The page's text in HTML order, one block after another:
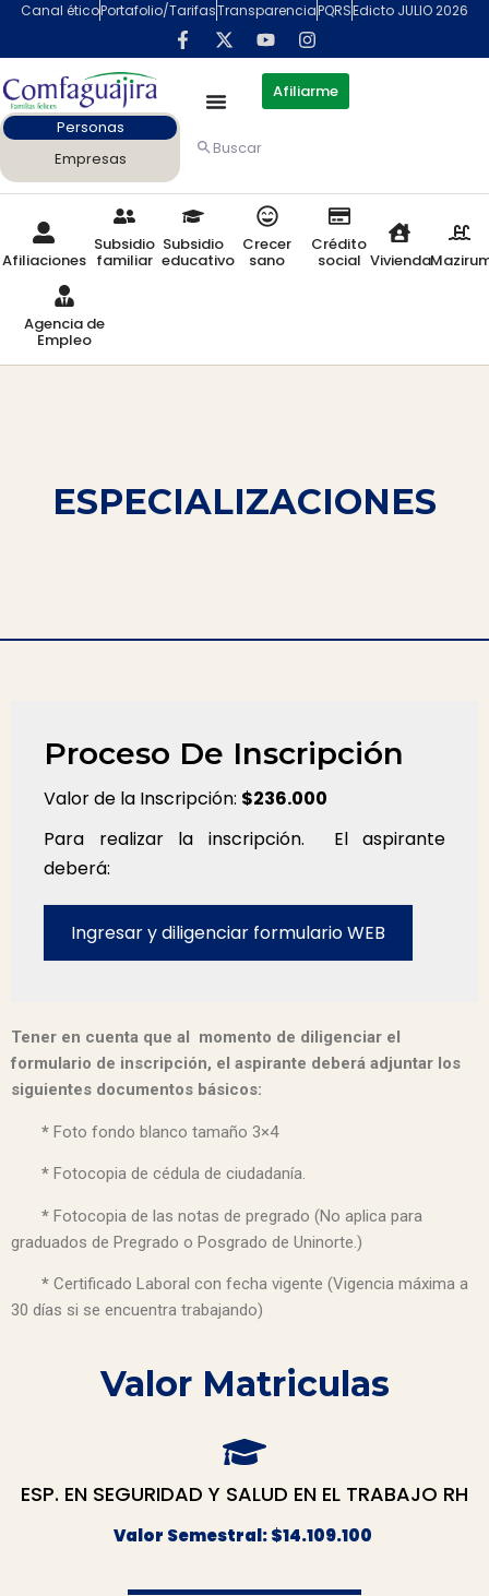
Canal éticoPortafolio/TarifasTransparenciaPQRSEdicto JULIO 2026
Afiliarme
Personas
Empresas
Buscar
Afiliaciones
Subsidio
familiar
Subsidio
educativo
Crecer
sano
Crédito
social Vivienda
Agencia de
Empleo
ESPECIALIZACIONES
Proceso De Inscripción
Valor de la Inscripción: $236.000
Para realizar la inscripción. El aspirante
deberá:
Ingresar y diligenciar formulario WEB
Tener en cuenta que al momento de diligenciar el
formulario de inscripción, el aspirante deberá adjuntar los
siguientes documentos básicos:
* Foto fondo blanco tamaño 3×4
* Fotocopia de cédula de ciudadanía.
* Fotocopia de las notas de pregrado (No aplica para
graduados de Pregrado o Posgrado de Uninorte.)
* Certificado Laboral con fecha vigente (Vigencia máxima a
30 días si se encuentra trabajando)
Valor Matriculas
ESP. EN SEGURIDAD Y SALUD EN EL TRABAJO RH
Valor Semestral: $14.109.100